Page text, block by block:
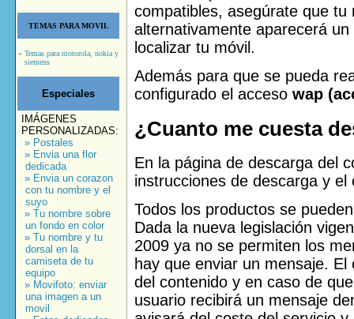
TEMAS PARA MOVIL
» Temas para motorola, nokia y
siemens
Especiales
IMÁGENES
PERSONALIZADAS:
» Postales
» Envia una flor
dedicada
» Envia un corazon
con tu nombre y el
suyo
» Tu nombre sobre
un fondo en color
» Tu nombre y tu
dorsal en la
camiseta de tu
equipo
» Movifoto: enviar
una imagen a un
movil
compatibles, asegúrate que tu
alternativamente aparecerá
localizar tu móvil.
Además para que se pueda
configurado el acceso wap
¿Cuanto me cuesta
En la página de descarga del
instrucciones de descarga y el
Todos los productos se
Dada la nueva legislación
2009 ya no se permiten los
hay que enviar un mensaje.
del contenido y en caso de
usuario recibirá un mensaje